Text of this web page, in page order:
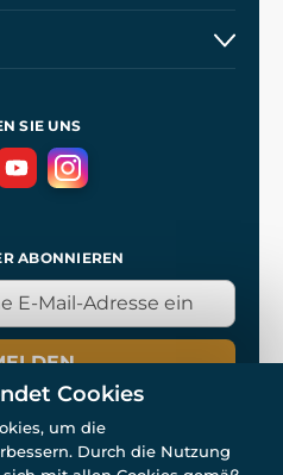
SIE UNS
ABONNIEREN
Cookies
um die
Durch die Nutzung